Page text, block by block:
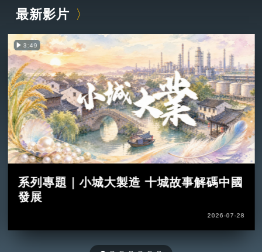
最新影片
3:49
系列專題｜小城大製造 十城故事解碼中國
發展
2026-07-28